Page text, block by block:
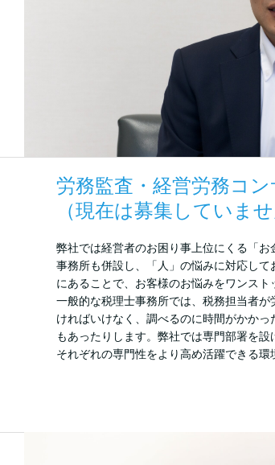
労務監査・経営労務コ
（現在は募集していませ
弊社では経営者のお困り事上位にくる「
事務所も併設し、「人」の悩みに対応し
にあることで、お客様のお悩みをワンスト
一般的な税理士事務所では、税務担当者
ければいけなく、調べるのに時間がかか
もあったりします。弊社では専門部署を
それぞれの専門性をより高め活躍できる環